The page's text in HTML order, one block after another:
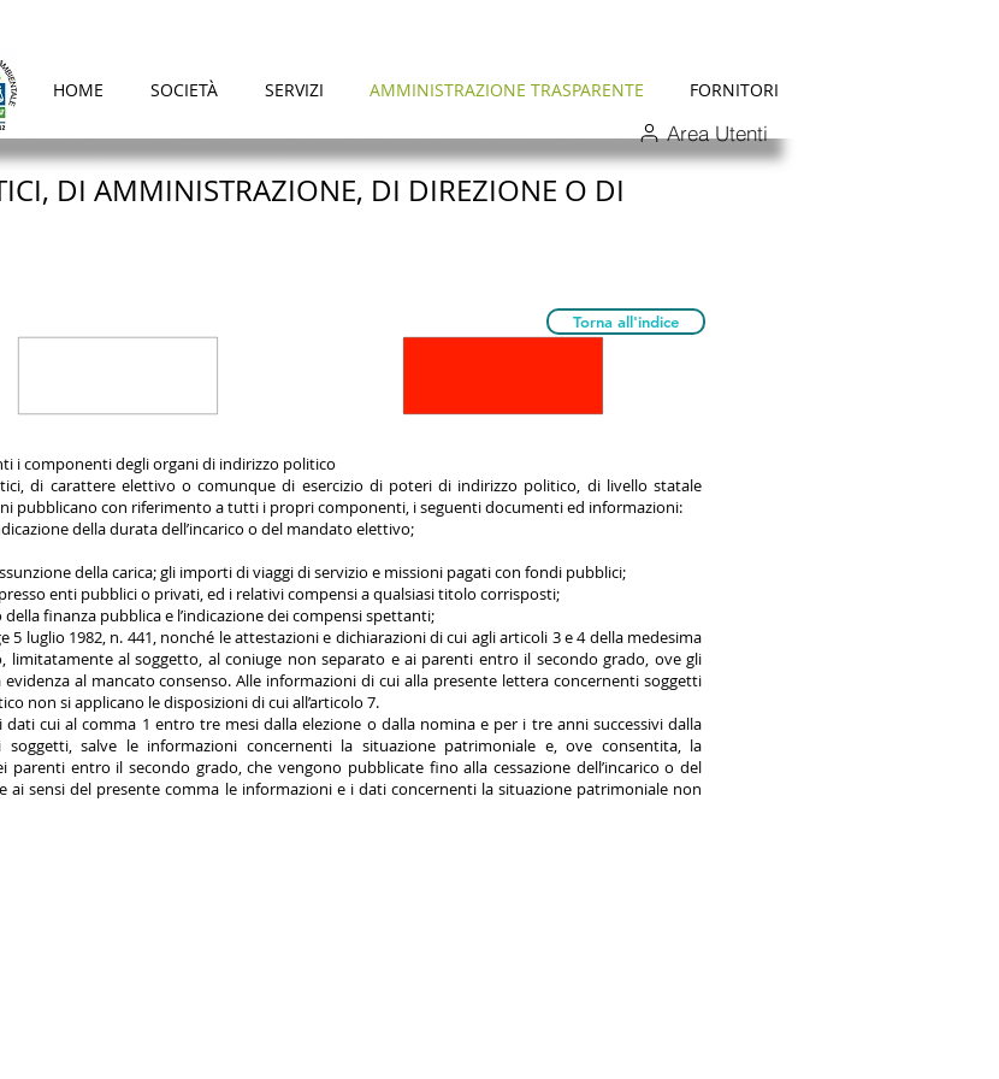
HOME SOCIETÀ SERVIZI AMMINISTRAZIONE TRASPARENTE FORNITORI
Area Utenti
DI AMMINISTRAZIONE, DI DIREZIONE O DI
Torna all'indice
i componenti degli organi di indirizzo politico
di carattere elettivo o comunque di esercizio di poteri di indirizzo politico, di livello statale
pubblicano con riferimento a tutti i propri componenti, i seguenti documenti ed informazioni:
della durata dell’incarico o del mandato elettivo;
della carica; gli importi di viaggi di servizio e missioni pagati con fondi pubblici;
enti pubblici o privati, ed i relativi compensi a qualsiasi titolo corrisposti;
finanza pubblica e l’indicazione dei compensi spettanti;
5 luglio 1982, n. 441, nonché le attestazioni e dichiarazioni di cui agli articoli 3 e 4 della medesima
limitatamente al soggetto, al coniuge non separato e ai parenti entro il secondo grado, ove gli
al mancato consenso. Alle informazioni di cui alla presente lettera concernenti soggetti
non si applicano le disposizioni di cui all’articolo 7.
cui al comma 1 entro tre mesi dalla elezione o dalla nomina e per i tre anni successivi dalla
soggetti, salve le informazioni concernenti la situazione patrimoniale e, ove consentita, la
entro il secondo grado, che vengono pubblicate fino alla cessazione dell’incarico o del
ai sensi del presente comma le informazioni e i dati concernenti la situazione patrimoniale non